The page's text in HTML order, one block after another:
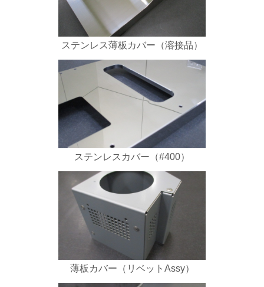
ステンレス薄板カバー（溶接品）
ステンレスカバー（#400）
薄板カバー（リベットAssy）